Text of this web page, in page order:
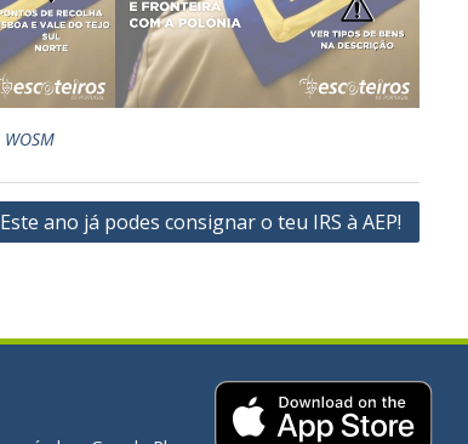
WOSM
Este ano já podes consignar o teu IRS à AEP!